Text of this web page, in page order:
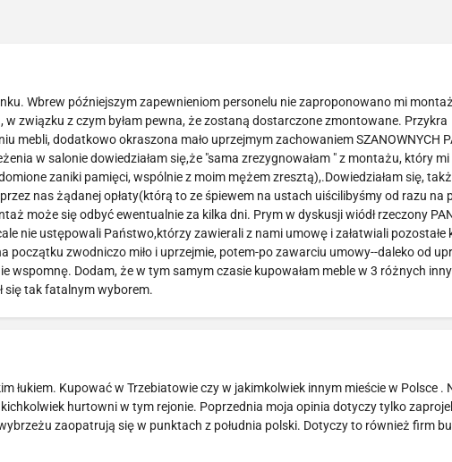
Wbrew późniejszym zapewnieniom personelu nie zaproponowano mi
związku z czym byłam pewna, że zostaną dostarczone zmontowane. Przykra
mebli, dodatkowo okraszona mało uprzejmym zachowaniem SZANOWNYCH
w salonie dowiedziałam się,że "sama zrezygnowałam " z montażu, który
zaniki pamięci, wspólnie z moim mężem zresztą),.Dowiedziałam się,
nas żądanej opłaty(którą to ze śpiewem na ustach uiścilibyśmy od razu na
może się odbyć ewentualnie za kilka dni. Prym w dyskusji wiódł rzeczony
nie ustępowali Państwo,którzy zawierali z nami umowę i załatwiali pozostałe
początku zwodniczo miło i uprzejmie, potem-po zawarciu umowy--daleko od
wspomnę. Dodam, że w tym samym czasie kupowałam meble w 3 różnych
się tak fatalnym wyborem.
łukiem. Kupować w Trzebiatowie czy w jakimkolwiek innym mieście w Polsce .
hurtowni w tym rejonie. Poprzednia moja opinia dotyczy tylko
zaopatrują się w punktach z południa polski. Dotyczy to również firm